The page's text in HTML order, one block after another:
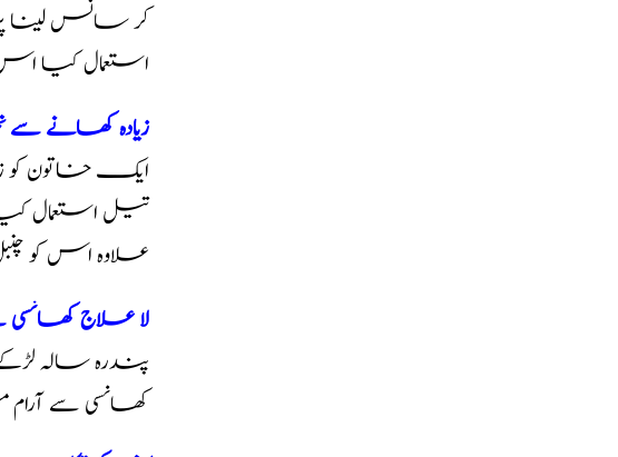
کر سانس لینا
استعمال
زیادہ کھانے
ایک خاتون کو
علاوہ اس کو
لا علاج
پندرہ سالہ
کھانسی سے